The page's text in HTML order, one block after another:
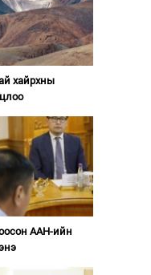
хайрхны
ААН-ийн